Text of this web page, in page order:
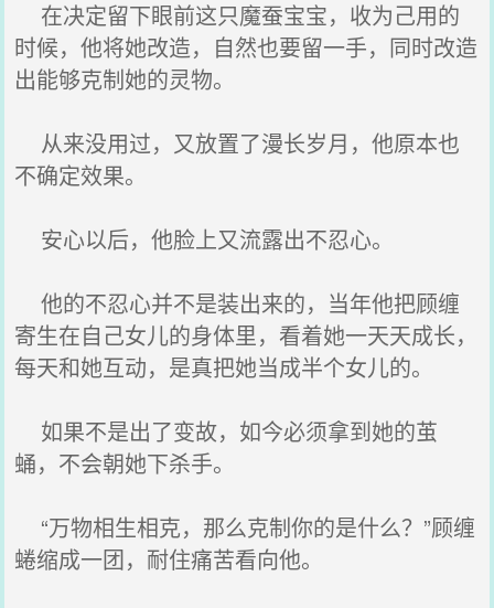
在决定留下眼前这只魔蚕宝宝，收为己用的
时候，他将她改造，自然也要留一手，同时改造
出能够克制她的灵物。
从来没用过，又放置了漫长岁月，他原本也
不确定效果。
安心以后，他脸上又流露出不忍心。
他的不忍心并不是装出来的，当年他把顾缠
寄生在自己女儿的身体里，看着她一天天成长，
每天和她互动，是真把她当成半个女儿的。
如果不是出了变故，如今必须拿到她的茧
蛹，不会朝她下杀手。
“万物相生相克，那么克制你的是什么？”顾缠
蜷缩成一团，耐住痛苦看向他。